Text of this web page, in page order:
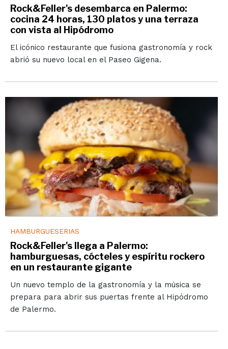
Rock&Feller's desembarca en Palermo:
cocina 24 horas, 130 platos y una terraza
con vista al Hipódromo
El icónico restaurante que fusiona gastronomía y rock
abrió su nuevo local en el Paseo Gigena.
HAMBURGUESERIAS
Rock&Feller's llega a Palermo:
hamburguesas, cócteles y espíritu rockero
en un restaurante gigante
Un nuevo templo de la gastronomía y la música se
prepara para abrir sus puertas frente al Hipódromo
de Palermo.